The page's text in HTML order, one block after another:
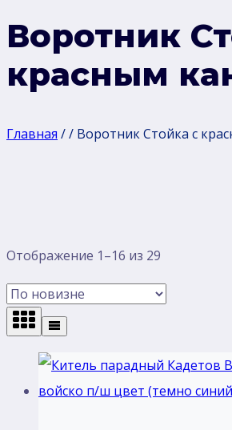
Воротник
красным
Главная // Воротник Стойка с
Отображение 1–16 из 29
самые
недавние